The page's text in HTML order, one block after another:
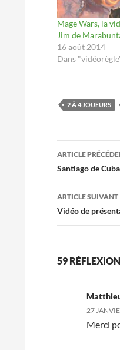
Mage Wars, la
Jim de
16 août 2014
Dans
2 À 4 JOUEURS
des
articles
ARTICLE
Santiago de
ARTICLE SUIVANT
Vidéo de
59
27
Merci